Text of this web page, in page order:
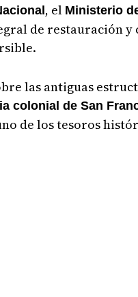
, el Ministerio
de restauración
las antiguas
colonial de San
de los tesoros